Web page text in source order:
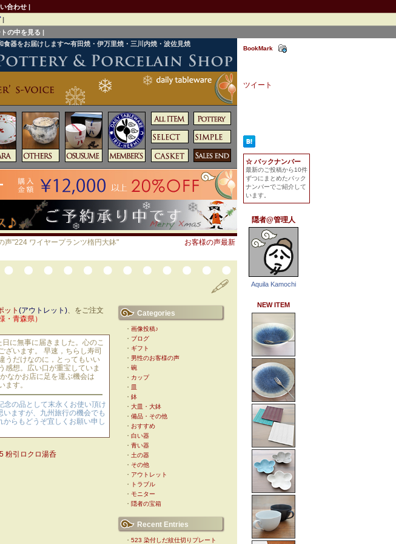
器をお届けします〜有田焼・伊万里焼・三川内焼・波佐見焼
声"224 ワイヤープランツ楕円大鉢" お客様の声最新
ット (アウトレット)、をご注文
・青森県）
に無事に届きました。心のこ
ざいます。 早速，ちらし寿司
うだけなのに，とってもいい
感想。広い口が重宝していま
なかお店に足を運ぶ機会は
ます。
念の品として末永くお使い頂け
ますが、九州旅行の機会でも
らもどうぞ宜しくお願い申し
粉引ロクロ湯呑
Categories
・ 画像投稿♪
・ ブログ
・ ギフト
・ 男性のお客様の声
・ 碗
・ カップ
・ 皿
・ 鉢
・ 大皿・大鉢
・ 備品・その他
・ おすすめ
・ 白い器
・ 青い器
・ 土の器
・ その他
・ アウトレット
・
トラブル
・ モニター
・ 隠者の宝箱
Recent Entries
・ 523 染付しだ紋仕切りプレート
BookMark
ツイート
☆ バックナンバー
最新のご投稿から10件
ずつにまとめたバック
ナンバーでご紹介して
います。
隠者@管理人
Aquila Kamochi
NEW ITEM
合わせ |
|
の中を見る |